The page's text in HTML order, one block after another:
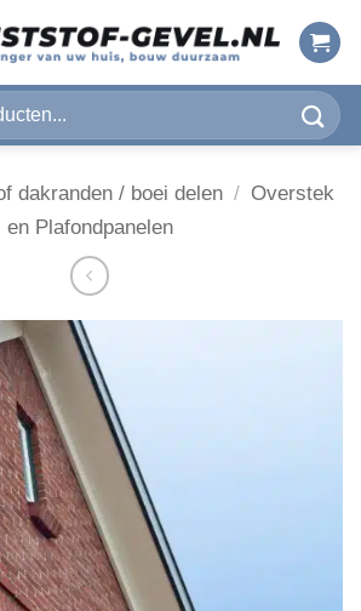
dakranden / boei delen / Overstek
en Plafondpanelen